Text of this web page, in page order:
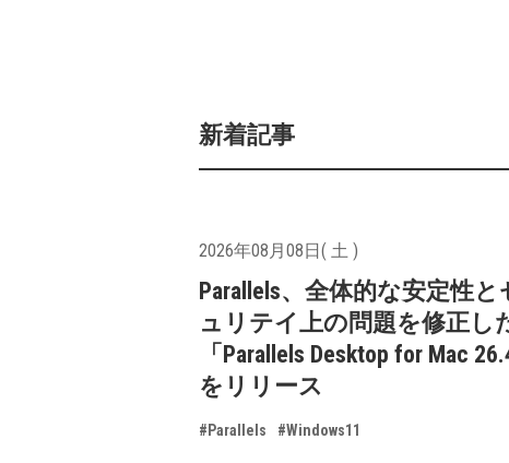
新着記事
2026年08月08日( 土 )
Parallels、全体的な安定性と
ュリテイ上の問題を修正し
「Parallels Desktop for Mac
をリリース
#Parallels #Windows11